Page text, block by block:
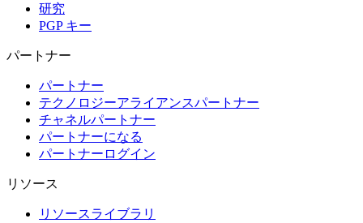
研究
PGP キー
パートナー
パートナー
テクノロジーアライアンスパートナー
チャネルパートナー
パートナーになる
パートナーログイン
リソース
リソースライブラリ